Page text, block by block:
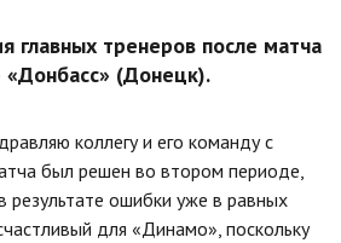
главных тренеров после матча
(Донецк).
коллегу и его команду с
был решен во втором периоде,
результате ошибки уже в равных
для «Динамо», поскольку